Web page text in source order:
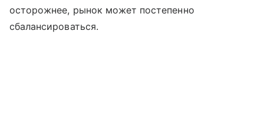
осторожнее, рынок может постепенно
сбалансироваться.